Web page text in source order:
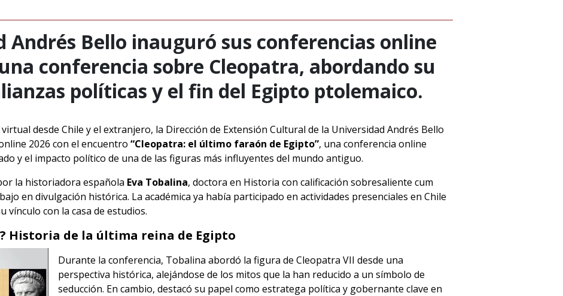
Andrés Bello inauguró sus conferencias online
conferencia sobre Cleopatra, abordando su
políticas y el fin del Egipto ptolemaico.
desde Chile y el extranjero, la Dirección de Extensión Cultural de la Universidad Andrés Bello
2026 con el encuentro “Cleopatra: el último faraón de Egipto”, una conferencia online
y el impacto político de una de las figuras más influyentes del mundo antiguo.
la historiadora española Eva Tobalina, doctora en Historia con calificación sobresaliente cum
en divulgación histórica. La académica ya había participado en actividades presenciales en Chile
vínculo con la casa de estudios.
Historia de la última reina de Egipto
Durante la conferencia, Tobalina abordó la figura de Cleopatra VII desde una
perspectiva histórica, alejándose de los mitos que la han reducido a un símbolo de
seducción. En cambio, destacó su papel como estratega política y gobernante clave en